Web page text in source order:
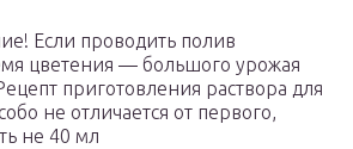
Если проводить полив
цветения — большого урожая
приготовления раствора для
не отличается от первого,
не 40 мл